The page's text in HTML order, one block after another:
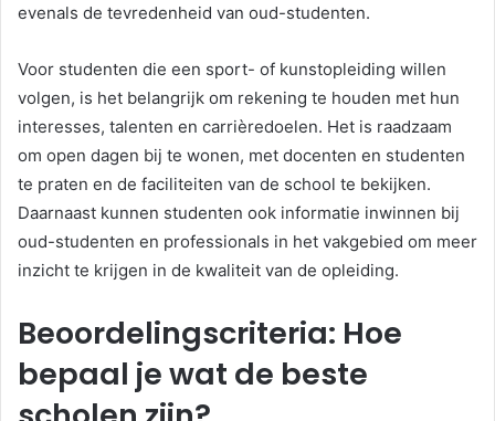
evenals de tevredenheid van oud-studenten.
Voor studenten die een sport- of kunstopleiding willen
volgen, is het belangrijk om rekening te houden met hun
interesses, talenten en carrièredoelen. Het is raadzaam
om open dagen bij te wonen, met docenten en studenten
te praten en de faciliteiten van de school te bekijken.
Daarnaast kunnen studenten ook informatie inwinnen bij
oud-studenten en professionals in het vakgebied om meer
inzicht te krijgen in de kwaliteit van de opleiding.
Beoordelingscriteria: Hoe
bepaal je wat de beste